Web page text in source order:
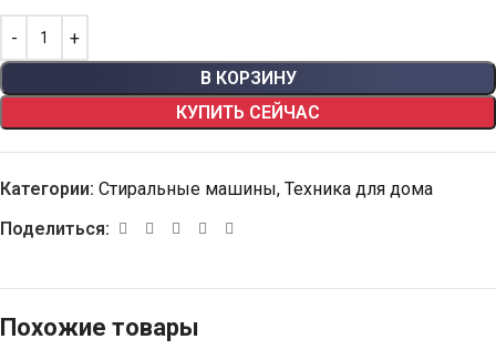
В КОРЗИНУ
КУПИТЬ СЕЙЧАС
Категории: Стиральные машины, Техника для дома
Поделиться:
Похожие товары